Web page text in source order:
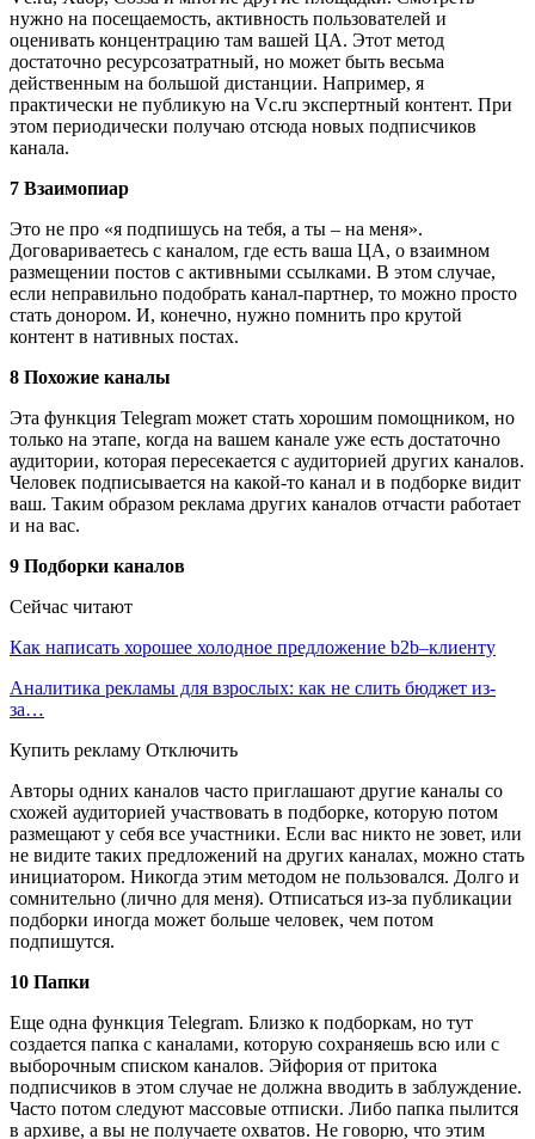
нужно на посещаемость, активность пользователей и
оценивать концентрацию там вашей ЦА. Этот метод
достаточно ресурсозатратный, но может быть весьма
действенным на большой дистанции. Например, я
практически не публикую на Vc.ru экспертный контент. При
этом периодически получаю отсюда новых подписчиков
канала.
7 Взаимопиар
Это не про «я подпишусь на тебя, а ты – на меня».
Договариваетесь с каналом, где есть ваша ЦА, о взаимном
размещении постов с активными ссылками. В этом случае,
если неправильно подобрать канал-партнер, то можно просто
стать донором. И, конечно, нужно помнить про крутой
контент в нативных постах.
8 Похожие каналы
Эта функция Telegram может стать хорошим помощником, но
только на этапе, когда на вашем канале уже есть достаточно
аудитории, которая пересекается с аудиторией других каналов.
Человек подписывается на какой-то канал и в подборке видит
ваш. Таким образом реклама других каналов отчасти работает
и на вас.
9 Подборки каналов
Сейчас читают
Как написать хорошее холодное предложение b2b–клиенту
Аналитика рекламы для взрослых: как не слить бюджет из-
за…
Купить рекламу Отключить
Авторы одних каналов часто приглашают другие каналы со
схожей аудиторией участвовать в подборке, которую потом
размещают у себя все участники. Если вас никто не зовет, или
не видите таких предложений на других каналах, можно стать
инициатором. Никогда этим методом не пользовался. Долго и
сомнительно (лично для меня). Отписаться из-за публикации
подборки иногда может больше человек, чем потом
подпишутся.
10 Папки
Еще одна функция Telegram. Близко к подборкам, но тут
создается папка с каналами, которую сохраняешь всю или с
выборочным списком каналов. Эйфория от притока
подписчиков в этом случае не должна вводить в заблуждение.
Часто потом следуют массовые отписки. Либо папка пылится
в архиве, а вы не получаете охватов. Не говорю, что этим